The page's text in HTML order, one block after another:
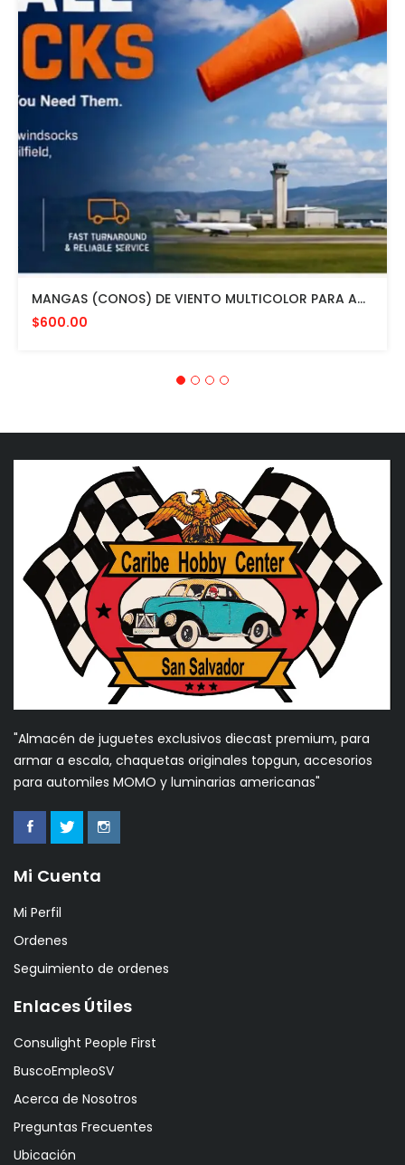
MANGAS (CONOS) DE VIENTO MULTICOLOR PARA AVIACION CON HERRAJE DE MONTAJE A POSTE FAA L807. MADE IN USA. 24" DIAMETRO
$600.00
"Almacén de juguetes exclusivos diecast premium, para
armar a escala, chaquetas originales topgun, accesorios
para automiles MOMO y luminarias americanas"
Mi Cuenta
Mi Perfil
Ordenes
Seguimiento de ordenes
Enlaces Útiles
Consulight People First
BuscoEmpleoSV
Acerca de Nosotros
Preguntas Frecuentes
Ubicación